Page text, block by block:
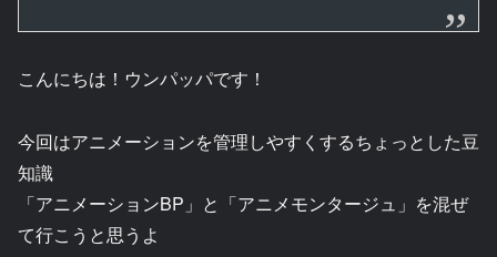
こんにちは！ウンパッパです！
今回はアニメーションを管理しやすくするちょっとした豆
知識
「アニメーションBP」と「アニメモンタージュ」を混ぜ
て行こうと思うよ